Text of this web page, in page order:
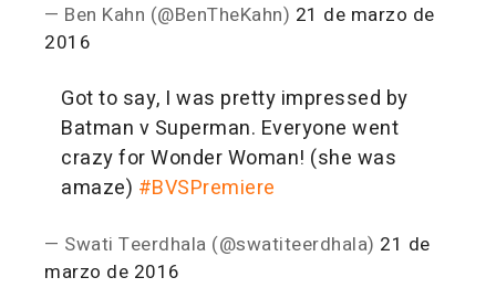
— Ben Kahn (@BenTheKahn) 21 de marzo de
2016
Got to say, I was pretty impressed by
Batman v Superman. Everyone went
crazy for Wonder Woman! (she was
amaze) #BVSPremiere
— Swati Teerdhala (@swatiteerdhala) 21 de
marzo de 2016